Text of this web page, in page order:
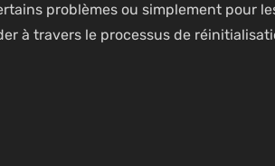
problèmes ou simplement pour
à travers le processus de